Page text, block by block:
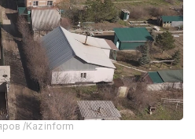
/Kazinform